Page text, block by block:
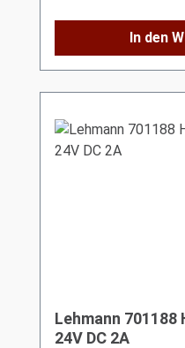
In den
Lehmann
24V DC 2A